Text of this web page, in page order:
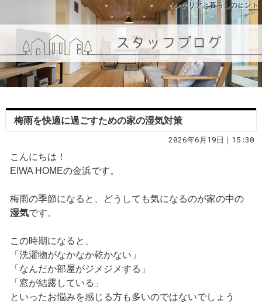
インテリアと暮らしのヒント
梅雨を快適に過ごすための家の湿気対策
2026年6月19日｜15:30
こんにちは！
EIWA HOMEの金浜です。
梅雨の季節になると、どうしても気になるのが家の中の
湿気です。
この時期になると、
「洗濯物がなかなか乾かない」
「なんだか部屋がジメジメする」
「窓が結露している」
といったお悩みを感じる方も多いのではないでしょう